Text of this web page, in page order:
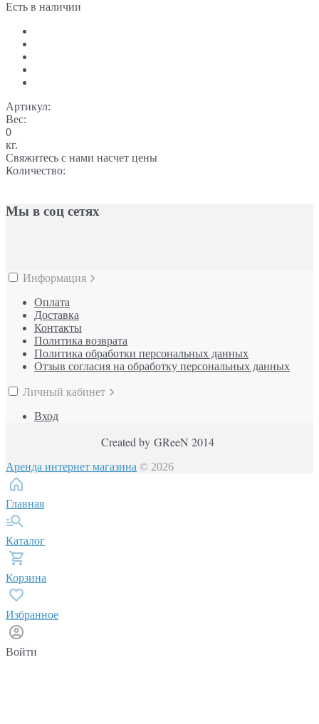
Есть в наличии
Артикул:
Вес:
0
кг.
Свяжитесь с нами насчет цены
Количество:
Мы в соц сетях
Информация
Оплата
Доставка
Контакты
Политика возврата
Политика обработки персональных данных
Отзыв согласия на обработку персональных данных
Личный кабинет
Вход
Created by GReeN 2014
Аренда интернет магазина © 2026
Главная
Каталог
Корзина
Избранное
Войти